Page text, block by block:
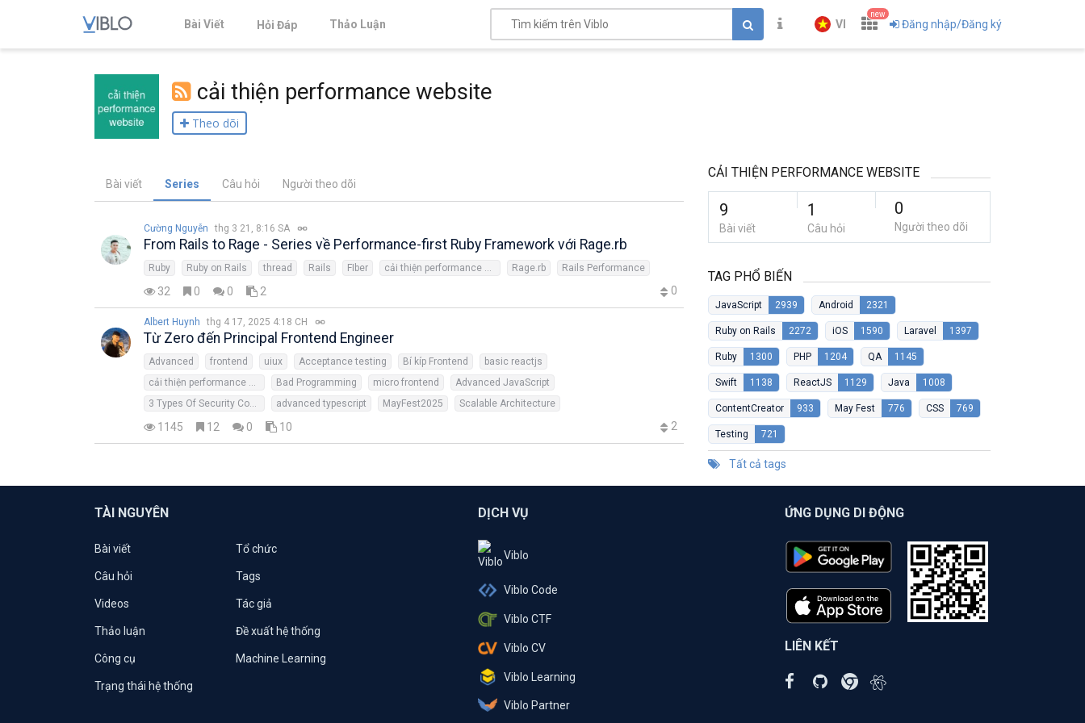
Bài Viết Hỏi Đáp Thảo Luận VI
new
Đăng nhập/Đăng ký
cải thiện performance website
Theo dõi
Bài viết Series Câu hỏi Người theo dõi
Cường Nguyễn thg 3 21, 8:16 SA
From Rails to Rage - Series về Performance-first Ruby Framework với Rage.rb
Ruby Ruby on Rails thread Rails FIber cải thiện performance website Rage.rb Rails Performance
32 0 0 2 0
Albert Huynh thg 4 17, 2025 4:18 CH
Từ Zero đến Principal Frontend Engineer
Advanced frontend uiux Acceptance testing Bí kíp Frontend
basic reactjs
Bad Programming micro frontend
Advanced JavaScript
advanced typescript MayFest2025 Scalable Architecture
1145 12 0 10 2
CẢI THIỆN PERFORMANCE WEBSITE
9
Bài viết
1
Câu hỏi
0
Người theo dõi
TAG PHỔ BIẾN
JavaScript 2939 Android 2321
Ruby on Rails 2272 iOS 1590 Laravel 1397
Ruby 1300 PHP 1204 QA 1145
Swift 1138 ReactJS 1129 Java 1008
ContentCreator 933 May Fest 776 CSS 769
Testing 721
Tất cả tags
TÀI NGUYÊN
Bài viết Tổ chức
Câu hỏi Tags
Videos Tác giả
Thảo luận Đề xuất hệ thống
Công cụ Machine Learning
Trạng thái hệ thống
DỊCH VỤ
Viblo
Viblo Code
Viblo CTF
Viblo CV
Viblo Learning
Viblo Partner
ỨNG DỤNG DI ĐỘNG
LIÊN KẾT